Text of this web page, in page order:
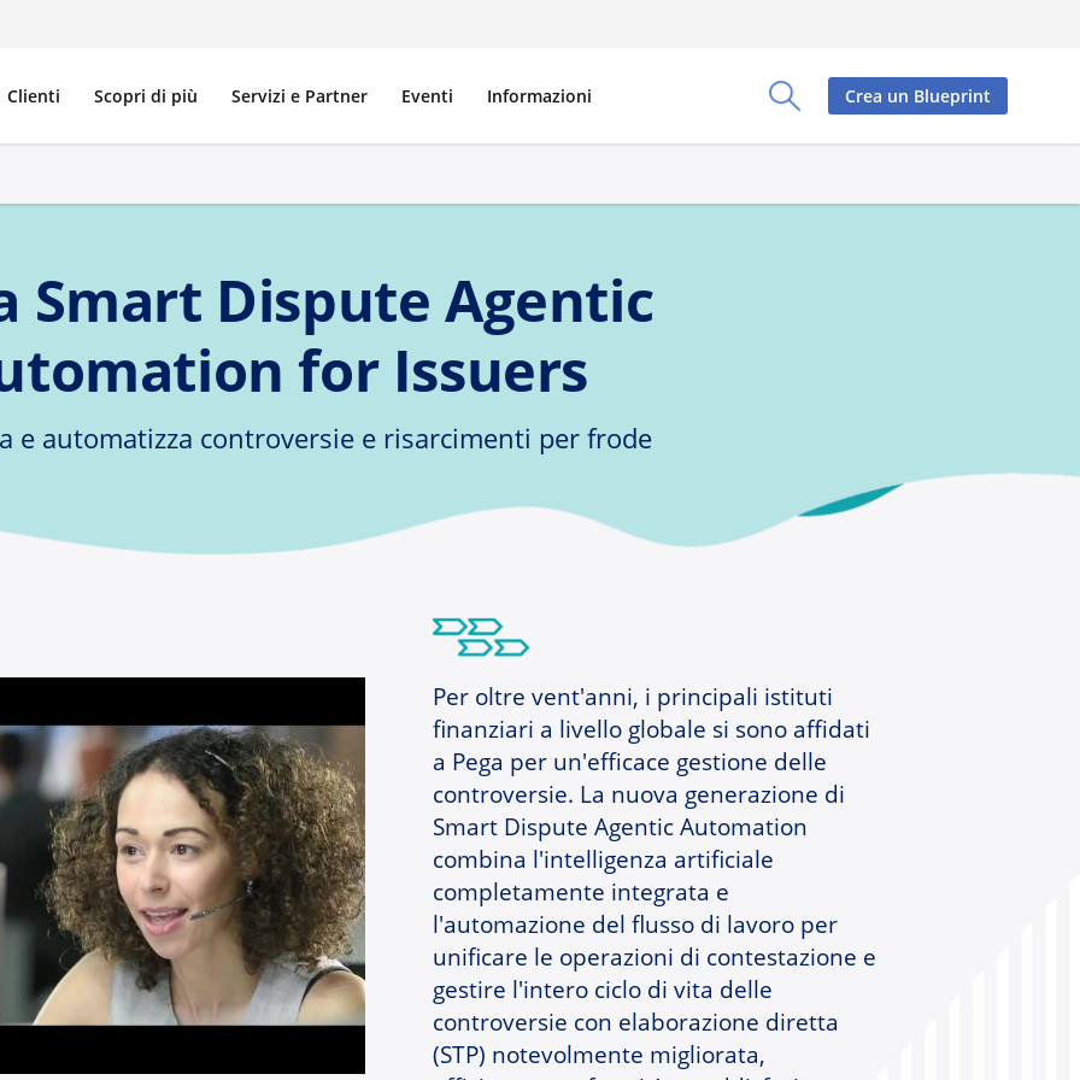
Toggle Search Panel
Clienti Scopri di più Servizi e Partner Eventi Informazioni Crea un Blueprint
Smart Dispute Agentic
for Issuers
e automatizza controversie e risarcimenti per frode
Per oltre vent'anni, i principali istituti
finanziari a livello globale si sono affidati
a Pega per un'efficace gestione delle
controversie. La nuova generazione di
Smart Dispute Agentic Automation
combina l'intelligenza artificiale
completamente integrata e
l'automazione del flusso di lavoro per
unificare le operazioni di contestazione e
gestire l'intero ciclo di vita delle
controversie con elaborazione diretta
(STP) notevolmente migliorata,